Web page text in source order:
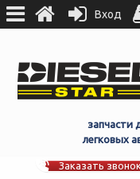
запчасти
легковых
Заказать
Вход